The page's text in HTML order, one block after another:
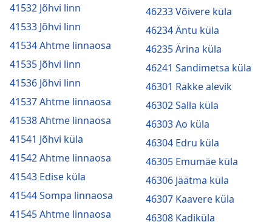
41532 Jõhvi linn
41533 Jõhvi linn
41534 Ahtme linnaosa
41535 Jõhvi linn
41536 Jõhvi linn
41537 Ahtme linnaosa
41538 Ahtme linnaosa
41541 Jõhvi küla
41542 Ahtme linnaosa
41543 Edise küla
41544 Sompa linnaosa
41545 Ahtme linnaosa
46233 Võivere küla
46234 Äntu küla
46235 Ärina küla
46241 Sandimetsa küla
46301 Rakke alevik
46302 Salla küla
46303 Ao küla
46304 Edru küla
46305 Emumäe küla
46306 Jäätma küla
46307 Kaavere küla
46308 Kadiküla